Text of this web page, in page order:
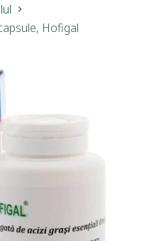
Hofigal